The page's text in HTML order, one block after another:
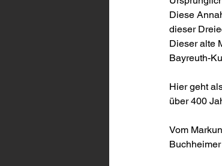
Diese
dieser
Dieser alte
Bayreuth-
Hier geht
über 400
Vom